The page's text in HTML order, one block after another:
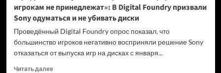
игрокам не принедлежат»: В Digital Foundry призвали
Sony одуматься и не убивать диски
Проведённый Digital Foundry опрос показал, что
большинство игроков негативно восприняли решение Sony
отказаться от выпуска игр на дисках с января...
Читать далееПрочитать